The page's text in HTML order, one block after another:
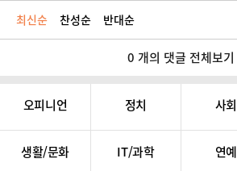
최신순 찬성순 반대순
0 개의 댓글 전체보기
오피니언 정치 사회
생활/문화 IT/과학 연예